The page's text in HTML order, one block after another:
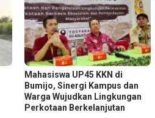
Mahasiswa UP45 KKN di
Bumijo, Sinergi Kampus dan
Warga Wujudkan Lingkungan
Perkotaan Berkelanjutan